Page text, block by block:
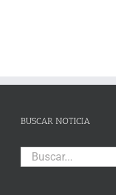
BUSCAR NOTICIA
Buscar: